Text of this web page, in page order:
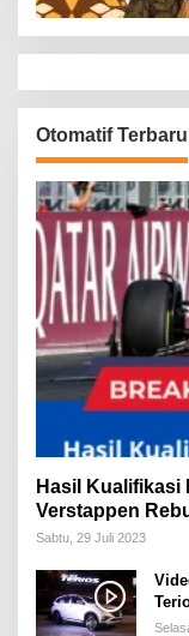
Otomatif Terbaru
Hasil Kualifikasi
Verstappen
Sabtu, 29 Juli 2023